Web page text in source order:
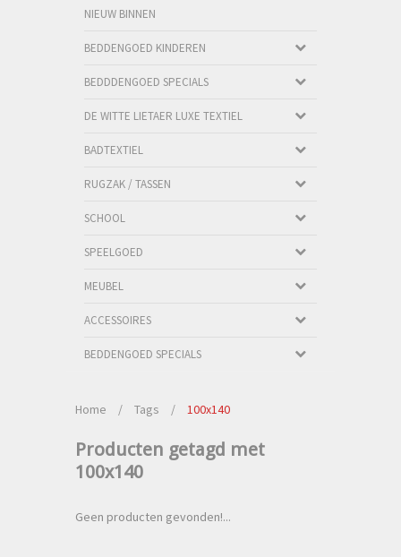
NIEUW BINNEN
BEDDENGOED KINDEREN
BEDDDENGOED SPECIALS
DE WITTE LIETAER LUXE TEXTIEL
BADTEXTIEL
RUGZAK / TASSEN
SCHOOL
SPEELGOED
MEUBEL
ACCESSOIRES
BEDDENGOED SPECIALS
Home / Tags / 100x140
Producten getagd met
100x140
Geen producten gevonden!...